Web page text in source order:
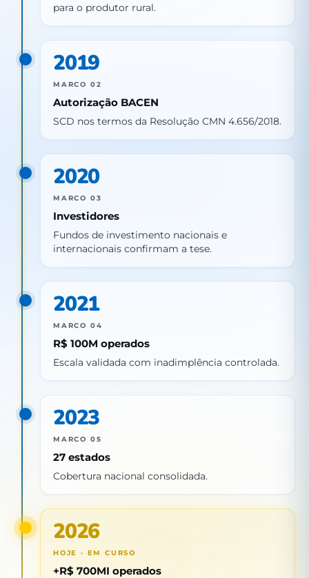
para o produtor rural.
2019
MARCO 02
Autorização BACEN
SCD nos termos da Resolução CMN 4.656/2018.
2020
MARCO 03
Investidores
Fundos de investimento nacionais e
internacionais confirmam a tese.
2021
MARCO 04
R$ 100M operados
Escala validada com inadimplência controlada.
2023
MARCO 05
27 estados
Cobertura nacional consolidada.
2026
HOJE · EM CURSO
+R$ 700MI operados